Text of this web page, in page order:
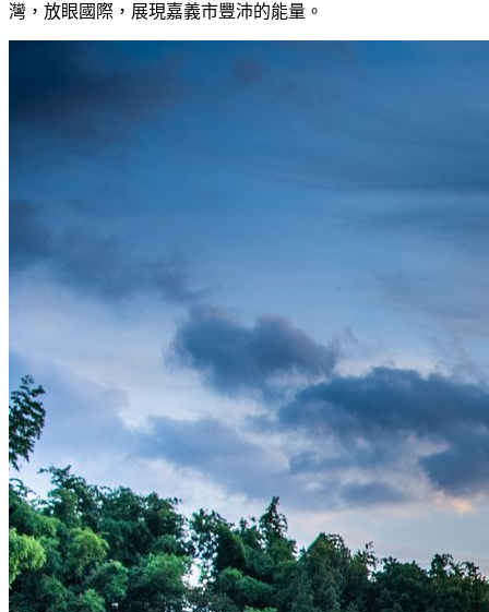
灣，放眼國際，展現嘉義市豐沛的能量。